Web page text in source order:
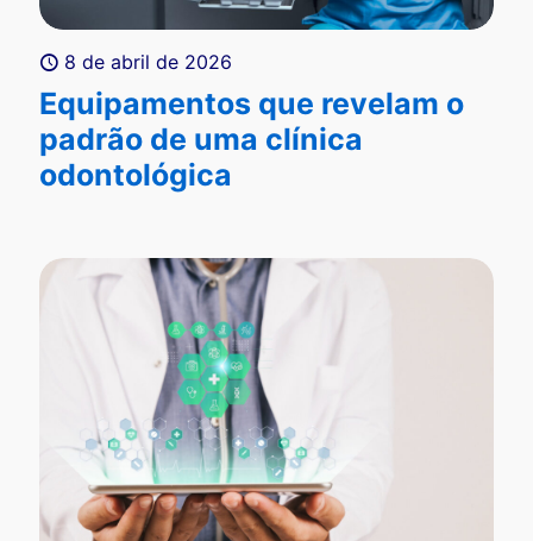
8 de abril de 2026
Equipamentos que revelam o
padrão de uma clínica
odontológica